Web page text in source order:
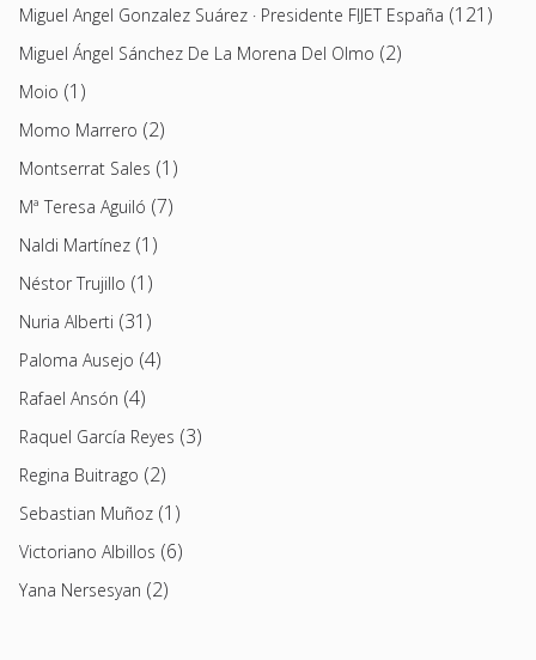
Miguel Angel Gonzalez Suárez · Presidente FIJET España (121)
Miguel Ángel Sánchez De La Morena Del Olmo (2)
Moio (1)
Momo Marrero (2)
Montserrat Sales (1)
Mª Teresa Aguiló (7)
Naldi Martínez (1)
Néstor Trujillo (1)
Nuria Alberti (31)
Paloma Ausejo (4)
Rafael Ansón (4)
Raquel García Reyes (3)
Regina Buitrago (2)
Sebastian Muñoz (1)
Victoriano Albillos (6)
Yana Nersesyan (2)